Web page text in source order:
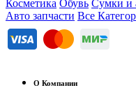
Косметика Обувь Сумки и
Авто запчасти Все
О Компании